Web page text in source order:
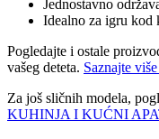
Jednostavno
Idealno za igru kod
Pogledajte i ostale
vašeg deteta. Saznajte
Za još sličnih modela,
KUHINJA I KUĆNI